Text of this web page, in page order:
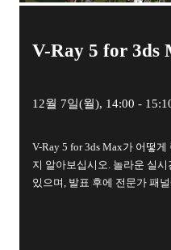
V-Ray 5 for 3ds
12월 7일(월), 14:00 -
V-Ray 5 for 3ds Max가 어떻
지 알아보십시오. 놀라운 실
있으며, 발표 후에 전문가 패